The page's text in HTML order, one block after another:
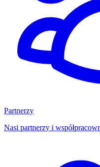
Partnerzy
Nasi partnerzy i